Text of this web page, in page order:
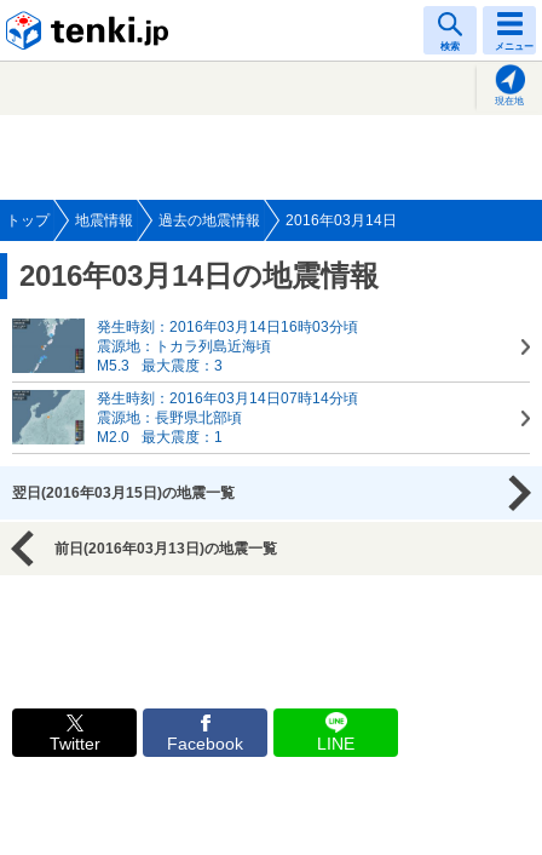
検索 メニュー
現在地
トップ 地震情報 過去の地震情報 2016年03月14日
2016年03月14日の地震情報
発生時刻：2016年03月14日16時03分頃
震源地：トカラ列島近海頃
M5.3
最大震度：3
発生時刻：2016年03月14日07時14分頃
震源地：長野県北部頃
M2.0
最大震度：1
翌日(2016年03月15日)の地震一覧
前日(2016年03月13日)の地震一覧
Twitter Facebook LINE